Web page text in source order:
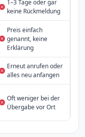
1–3 Tage oder gar
keine Rückmeldung
Preis einfach
genannt, keine
Erklärung
Erneut anrufen oder
alles neu anfangen
Oft weniger bei der
Übergabe vor Ort